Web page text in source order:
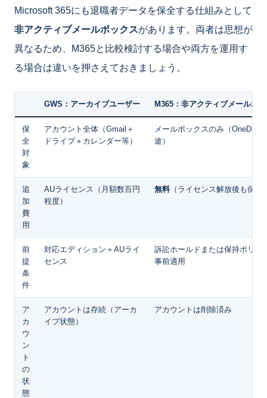
Microsoft 365にも退職者データを保全する仕組みとして
非アクティブメールボックスがあります。両者は思想が
異なるため、M365と比較検討する場合や両方を運用す
る場合は違いを押さえておきましょう。
GWS：アーカイブユーザー M365：非アクティブメールボ
保
全
対
象
アカウント全体（Gmail＋
ドライブ＋カレンダー等）
メールボックスのみ（OneDrive
途）
追
加
費
用
AUライセンス（月額数百円
程度）
無料（ライセンス解放後も保持
前
提
条
件
対応エディション＋AUライ
センス
訴訟ホールドまたは保持ポリシ
事前適用
ア
カ
ウ
ン
ト
の
状
態
アカウントは存続（アーカ
イブ状態）
アカウントは削除済み